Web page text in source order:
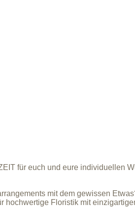
für euch und eure individuellen
mit dem gewissen
hochwertige Floristik mit